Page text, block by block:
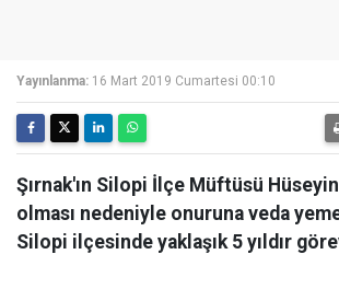
Yayınlanma: 16 Mart 2019 Cumartesi 00:10
Şırnak'ın Silopi İlçe Müftüsü
olması nedeniyle onuruna veda
Silopi ilçesinde yaklaşık 5 yıldır